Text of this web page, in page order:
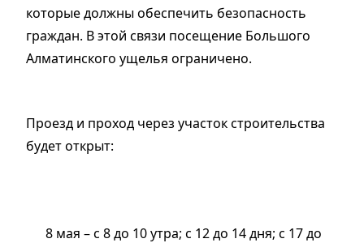
которые должны обеспечить безопасность
граждан. В этой связи посещение Большого
Алматинского ущелья ограничено.
Проезд и проход через участок строительства
будет открыт:
8 мая – с 8 до 10 утра; с 12 до 14 дня; с 17 до